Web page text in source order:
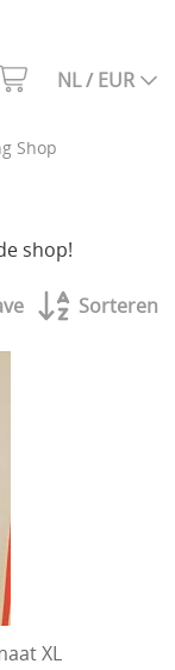
NL / EUR
Shop
shop!
Sorteren
XL